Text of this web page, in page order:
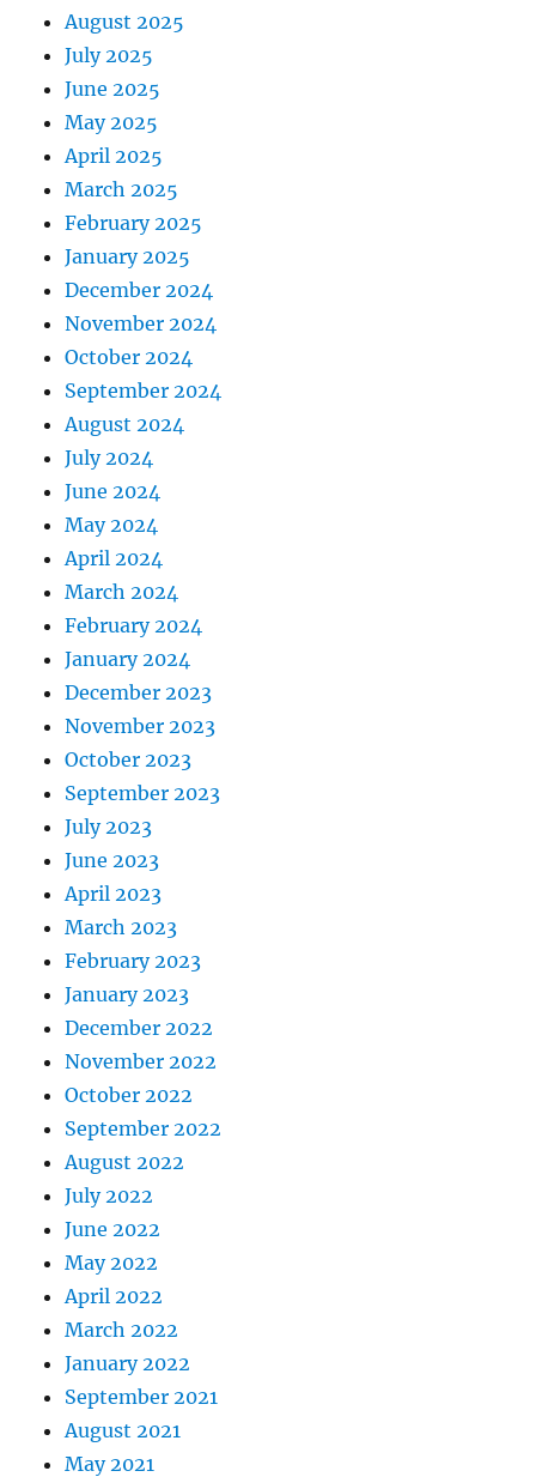
August 2025
July 2025
June 2025
May 2025
April 2025
March 2025
February 2025
January 2025
December 2024
November 2024
October 2024
September 2024
August 2024
July 2024
June 2024
May 2024
April 2024
March 2024
February 2024
January 2024
December 2023
November 2023
October 2023
September 2023
July 2023
June 2023
April 2023
March 2023
February 2023
January 2023
December 2022
November 2022
October 2022
September 2022
August 2022
July 2022
June 2022
May 2022
April 2022
March 2022
January 2022
September 2021
August 2021
May 2021